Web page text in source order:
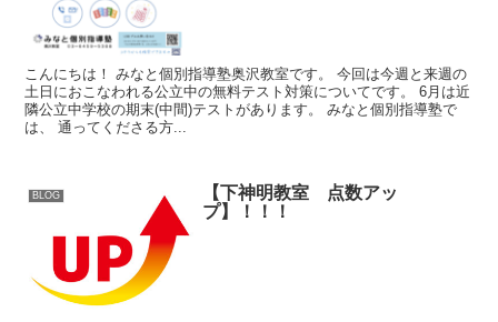
こんにちは！ みなと個別指導塾奥沢教室です。 今回は今週と来週の
土日におこなわれる公立中の無料テスト対策についてです。 6月は近
隣公立中学校の期末(中間)テストがあります。 みなと個別指導塾で
は、 通ってくださる方...
BLOG
【下神明教室 点数アッ
プ】！！！